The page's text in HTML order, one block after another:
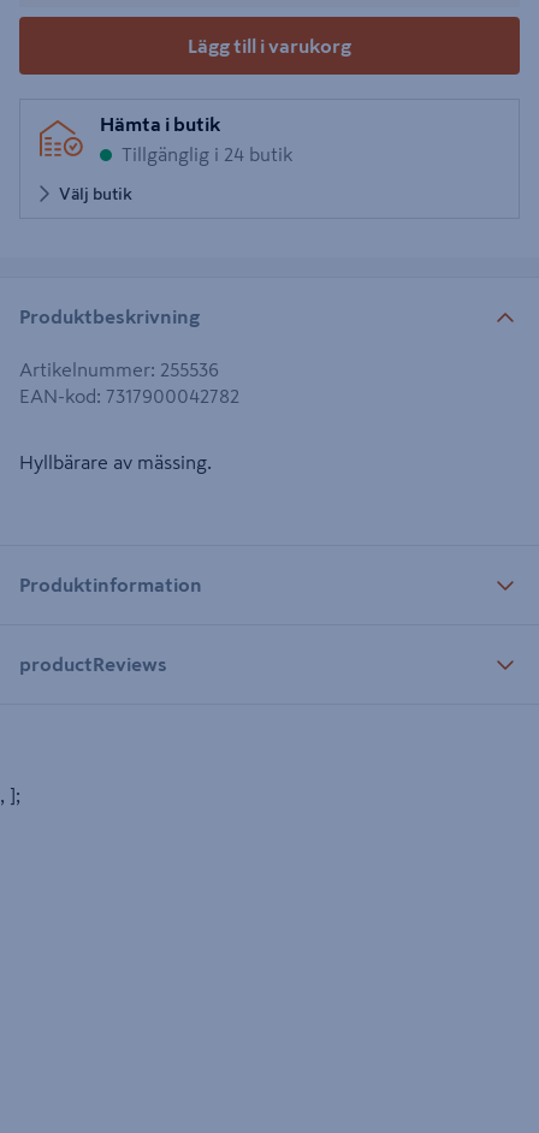
Lägg till i varukorg
Hämta i butik
Tillgänglig i 24 butik
Välj butik
Produktbeskrivning
Artikelnummer: 255536
EAN-kod: 7317900042782
Hyllbärare av mässing.
Produktinformation
productReviews
, ];